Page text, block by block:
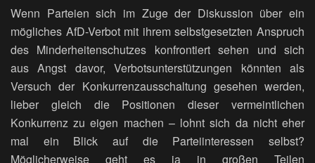
Wenn Parteien sich im Zuge der Diskussion über ein
mögliches AfD-Verbot mit ihrem selbstgesetzten Anspruch
des Minderheitenschutzes konfrontiert sehen und sich
aus Angst davor, Verbotsunterstützungen könnten als
Versuch der Konkurrenzausschaltung gesehen werden,
lieber gleich die Positionen dieser vermeintlichen
Konkurrenz zu eigen machen – lohnt sich da nicht eher
mal ein Blick auf die Parteiinteressen selbst?
Möglicherweise geht es ja in großen Teilen